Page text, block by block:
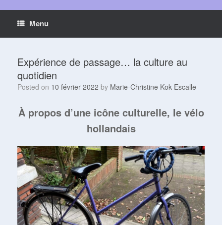
Menu
Expérience de passage… la culture au
quotidien
Posted on 10 février 2022 by Marie-Christine Kok Escalle
À propos d’une icône culturelle, le vélo
hollandais